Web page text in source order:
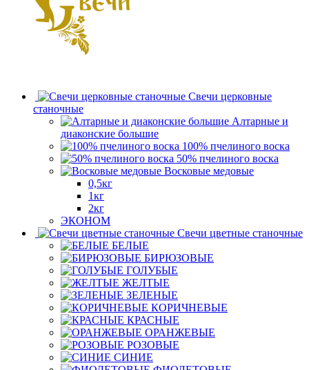
Свечи церковные
станочные
Алтарные и
диаконские большие
100% пчелиного воска
50% пчелиного воска
Восковые медовые
0,5кг
1кг
2кг
ЭКОНОМ
Свечи цветные станочные
БЕЛЫЕ
БИРЮЗОВЫЕ
ГОЛУБЫЕ
ЖЕЛТЫЕ
ЗЕЛЕНЫЕ
КОРИЧНЕВЫЕ
КРАСНЫЕ
ОРАНЖЕВЫЕ
РОЗОВЫЕ
СИНИЕ